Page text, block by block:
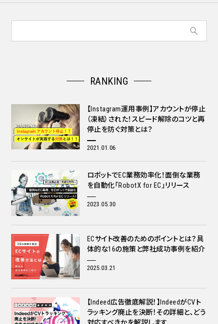
RANKING
【Instagram運用事例】アカウントが停止
（凍結）された！スピード解除のコツと再
停止を防ぐ対策とは？
2021.01.06
ロボットでEC業務効率化！面倒な業務
を自動化「RobotX for EC」リリース
2023.05.30
ECサイト改善のためのポイントとは？具
体的な16の施策と弊社成功事例を紹介
2025.03.21
【Indeed広告徹底解説！】IndeedがCVト
ラッキング廃止を決断！その詳細と、どう